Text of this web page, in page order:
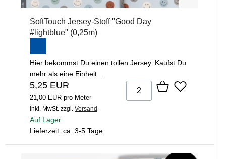
SoftTouch Jersey-Stoff "Good Day
#lightblue" (0,25m)
Hier bekommst Du einen tollen Jersey. Kaufst Du
mehr als eine Einheit...
5,25 EUR
21,00 EUR pro Meter
inkl. MwSt. zzgl. Versand
Auf Lager
Lieferzeit: ca. 3-5 Tage